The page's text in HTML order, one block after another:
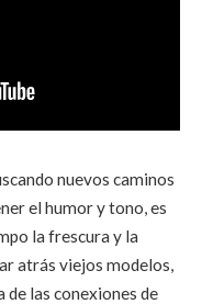
nuevos caminos
el humor y tono, es
la frescura y la
atrás viejos modelos,
las conexiones de